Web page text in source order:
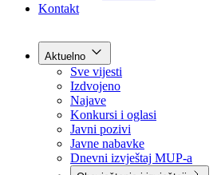
Kontakt
Aktuelno
Sve vijesti
Izdvojeno
Najave
Konkursi i oglasi
Javni pozivi